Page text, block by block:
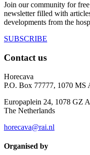
Join our community for
newsletter filled with
developments from the
SUBSCRIBE
Contact us
Horecava
P.O. Box 77777, 1070 MS
Europaplein 24, 1078 GZ
The Netherlands
horecava@rai.nl
Organised by